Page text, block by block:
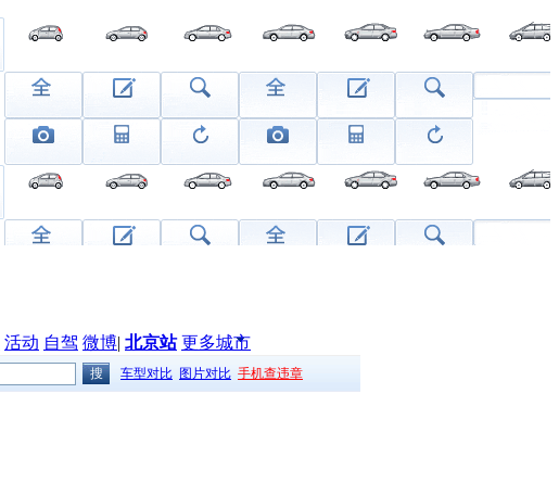
活动 自驾 微博| 北京站 更多城市
车型对比 图片对比 手机查违章